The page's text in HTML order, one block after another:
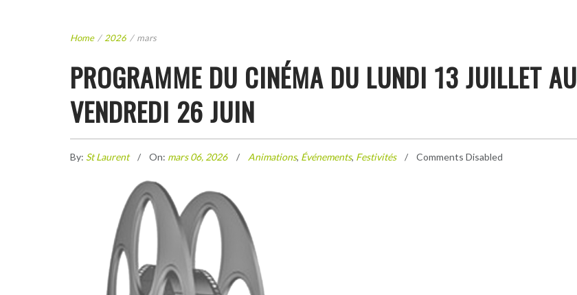
Home / 2026 / mars
PROGRAMME DU CINÉMA DU LUNDI 13 JUILLET AU
VENDREDI 26 JUIN
By: St Laurent On: mars 06, 2026 Animations, Événements, Festivités Comments Disabled